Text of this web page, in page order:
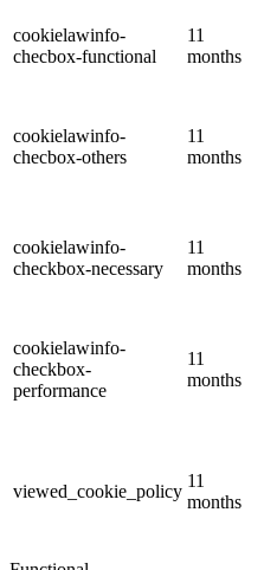
cookielawinfo-
checbox-functional
11
months
cookielawinfo-
checbox-others
11
months
cookielawinfo-
checkbox-necessary
11
months
cookielawinfo-
checkbox-
performance
11
months
viewed_cookie_policy
11
months